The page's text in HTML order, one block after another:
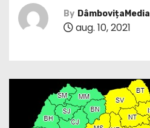
By DâmbovițaMedia
aug. 10, 2021